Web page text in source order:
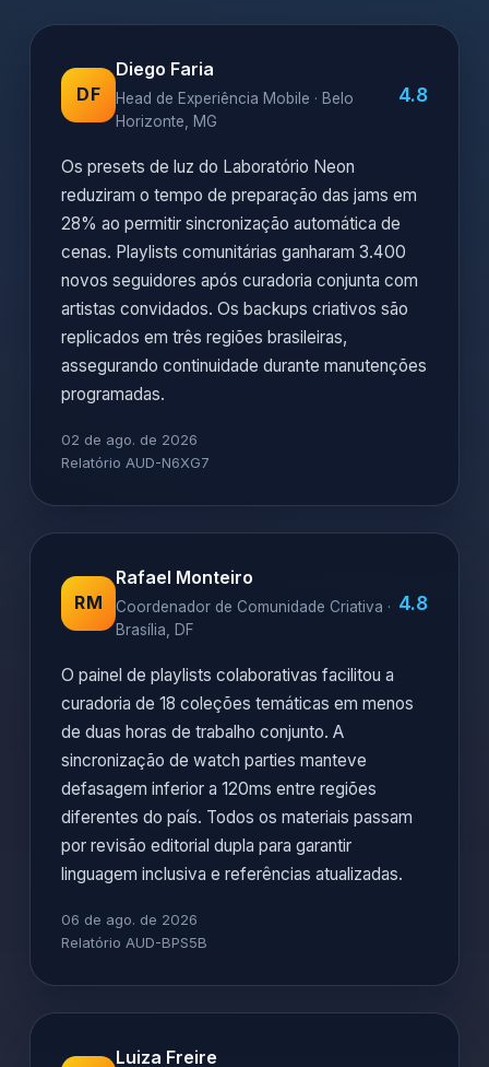
usam a BETBOM
Relatos de curadores, produtores híbridos e
educadores sobre playlists, sessões colaborativas e
suporte criativo do hub.
DF
Diego Faria
Head de Experiência Mobile · Belo
Horizonte, MG
4.8
Os presets de luz do Laboratório Neon
reduziram o tempo de preparação das jams em
28% ao permitir sincronização automática de
novos seguidores após curadoria conjunta com
artistas convidados. Os backups criativos são
replicados em três regiões brasileiras,
assegurando continuidade durante manutenções
02 de ago. de 2026
Relatório AUD-N6XG7
RM
Rafael Monteiro
Coordenador de Comunidade Criativa ·
Brasília, DF
O painel de playlists colaborativas facilitou a
curadoria de 18 coleções temáticas em menos
sincronização de watch parties manteve
defasagem inferior a 120ms entre regiões
diferentes do país. Todos os materiais passam
por revisão editorial dupla para garantir